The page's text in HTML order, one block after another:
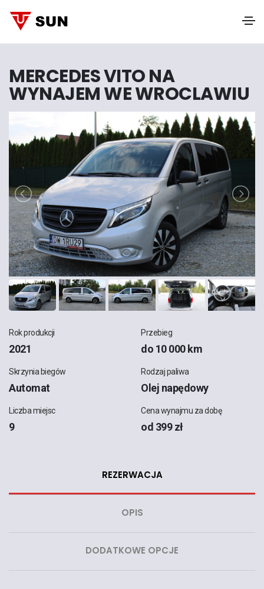
MERCEDES VITO NA
WYNAJEM WE WROCLAWIU
Rok produkcji
2021
Przebieg
do 10 000 km
Skrzynia biegów
Automat
Rodzaj paliwa
Olej napędowy
Liczba miejsc
9
Cena wynajmu za dobę
od 399 zł
REZERWACJA
OPIS
DODATKOWE OPCJE